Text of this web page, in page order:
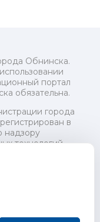
Обнинска.
портал
обязательна.
города
в
надзору
технологий
24 июля
№ ФС77-73321
округа "Город
Е.А.